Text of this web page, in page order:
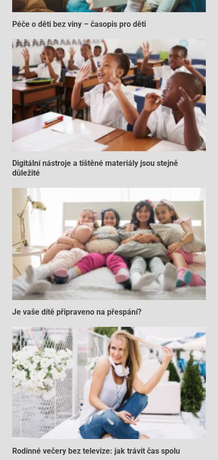
Péče o děti bez viny – časopis pro děti
Digitální nástroje a tištěné materiály jsou stejně
důležité
Je vaše dítě připraveno na přespání?
Rodinné večery bez televize: jak trávit čas spolu